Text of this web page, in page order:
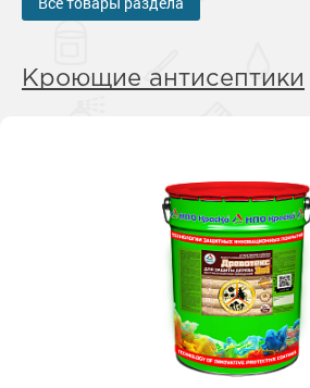
Кроющие антисептики